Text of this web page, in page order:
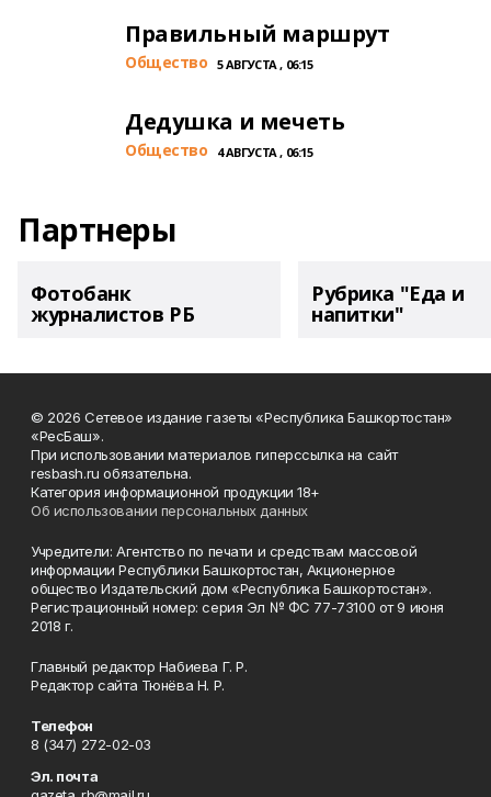
Правильный маршрут
Общество 5 АВГУСТА , 06:15
Дедушка и мечеть
Общество 4 АВГУСТА , 06:15
Партнеры
Фотобанк
журналистов РБ
Рубрика "Еда и
напитки"
© 2026 Сетевое издание газеты «Республика Башкортостан»
«РесБаш».
При использовании материалов гиперссылка на сайт
resbash.ru обязательна.
Категория информационной продукции 18+
Об использовании персональных данных
Учредители: Агентство по печати и средствам массовой
информации Республики Башкортостан, Акционерное
общество Издательский дом «Республика Башкортостан».
Регистрационный номер: серия Эл № ФС 77-73100 от 9 июня
2018 г.
Главный редактор Набиева Г. Р.
Редактор сайта Тюнёва Н. Р.
Телефон
8 (347) 272-02-03
Эл. почта